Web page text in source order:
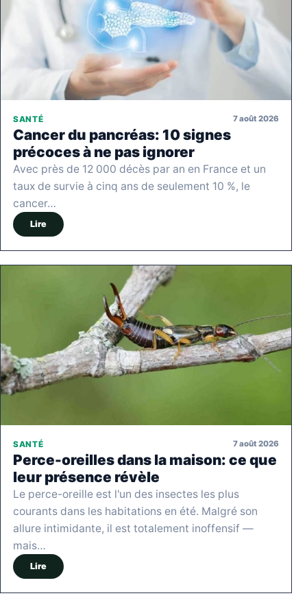
SANTÉ 7 août 2026
Cancer du pancréas: 10 signes
précoces à ne pas ignorer
Avec près de 12 000 décès par an en France et un
taux de survie à cinq ans de seulement 10 %, le
cancer…
Lire
SANTÉ 7 août 2026
Perce-oreilles dans la maison: ce que
leur présence révèle
Le perce-oreille est l'un des insectes les plus
courants dans les habitations en été. Malgré son
allure intimidante, il est totalement inoffensif —
mais…
Lire